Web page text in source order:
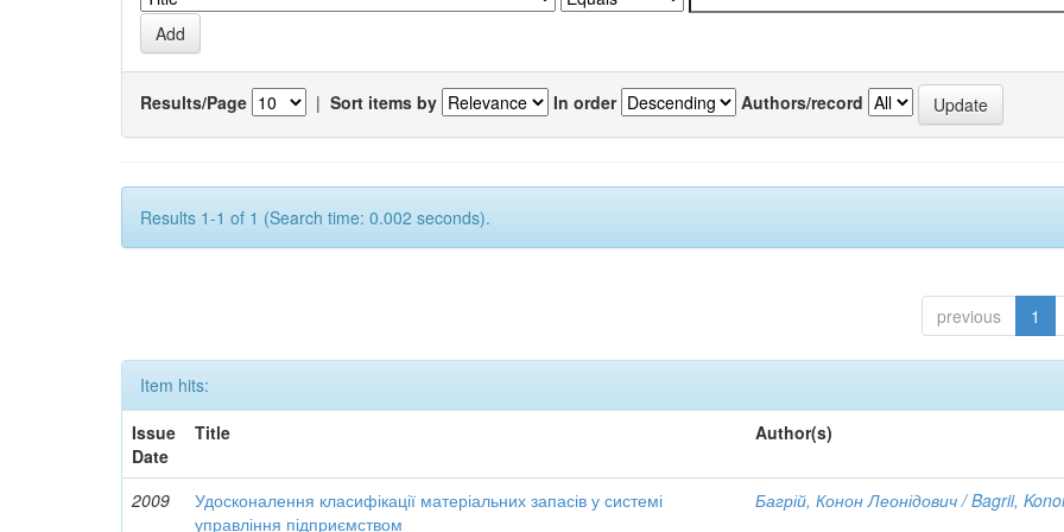
Results/Page | Sort items by In order Authors/record
Results 1-1 of 1 (Search time: 0.002 seconds).
previous 1
Item hits:
Issue
Date
Title Author(s)
2009
Удосконалення класифікації матеріальних запасів у системі
управління підприємством
Багрій, Конон Леонідович / Bagrii,